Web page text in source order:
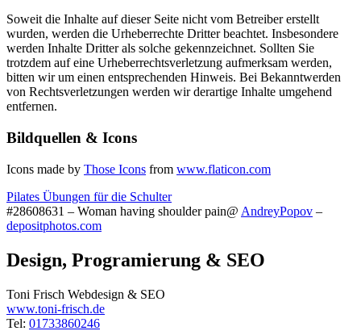
Soweit die Inhalte auf dieser Seite nicht vom Betreiber erstellt
wurden, werden die Urheberrechte Dritter beachtet. Insbesondere
werden Inhalte Dritter als solche gekennzeichnet. Sollten Sie
trotzdem auf eine Urheberrechtsverletzung aufmerksam werden,
bitten wir um einen entsprechenden Hinweis. Bei Bekanntwerden
von Rechtsverletzungen werden wir derartige Inhalte umgehend
entfernen.
Bildquellen & Icons
Icons made by Those Icons from www.flaticon.com
Pilates Übungen für die Schulter
#28608631 – Woman having shoulder pain@ AndreyPopov –
depositphotos.com
Design, Programierung & SEO
Toni Frisch Webdesign & SEO
www.toni-frisch.de
Tel: 01733860246